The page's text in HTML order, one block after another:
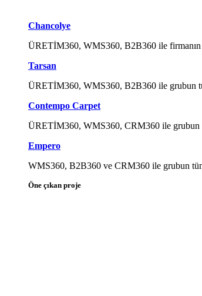
Chancolye
ÜRETİM360, WMS360, B2B360 ile firmanın
Tarsan
ÜRETİM360, WMS360, B2B360 ile grubun
Contempo Carpet
ÜRETİM360, WMS360, CRM360 ile grubun
Empero
WMS360, B2B360 ve CRM360 ile grubun
Öne çıkan proje